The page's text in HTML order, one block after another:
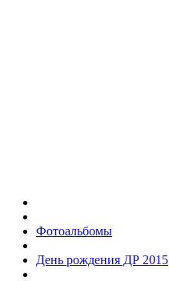
Фотоальбомы
День рождения ДР 2015